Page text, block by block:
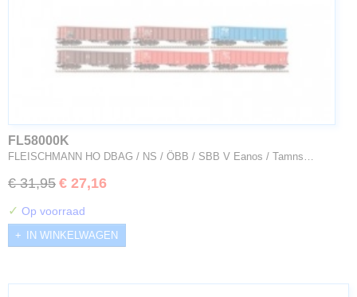
FL58000K
FLEISCHMANN HO DBAG / NS / ÖBB / SBB V Eanos / Tamns…
€ 31,95 € 27,16
✓ Op voorraad
IN WINKELWAGEN